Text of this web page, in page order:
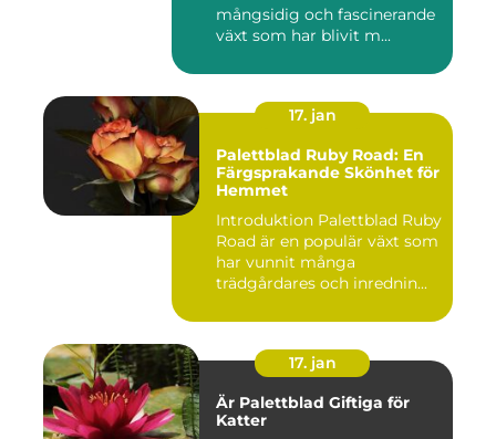
mångsidig och fascinerande
växt som har blivit m...
17. jan
Palettblad Ruby Road: En
Färgsprakande Skönhet för
Hemmet
Introduktion Palettblad Ruby
Road är en populär växt som
har vunnit många
trädgårdares och inrednin...
17. jan
Är Palettblad Giftiga för
Katter